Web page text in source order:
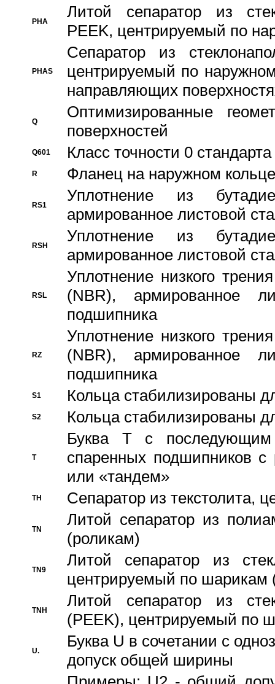
PHA
Литой сепаратор из
PEEK, центрируемый по
PHAS
Сепаратор из
центрируемый по
направляющих
Q
Оптимизированные
поверхностей
Q601 Класс точности 0
R Фланец на наружном кольце
RS1
Уплотнение из
армированное листовой
RSH
Уплотнение из
армированное листовой
RSL
Уплотнение низкого
(NBR), армированное
подшипника
RZ
Уплотнение низкого
(NBR), армированное
подшипника
S1 Кольца стабилизированы
S2 Кольца стабилизированы
T
Буква T с
спаренных подшипников
или «тандем»
TH Сепаратор из текстолита,
TN
Литой сепаратор из
(роликам)
TN9
Литой сепаратор из
центрируемый по шарикам
TNH
Литой сепаратор из
(PEEK), центрируемый по
U.
Буква U в сочетании с
допуск общей ширины